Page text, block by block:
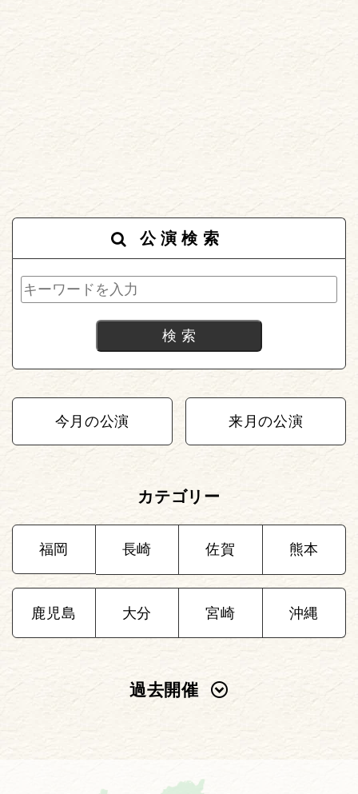
公演検索
今月の公演 来月の公演
カテゴリー
福岡 長崎 佐賀 熊本
鹿児島 大分 宮崎 沖縄
過去開催